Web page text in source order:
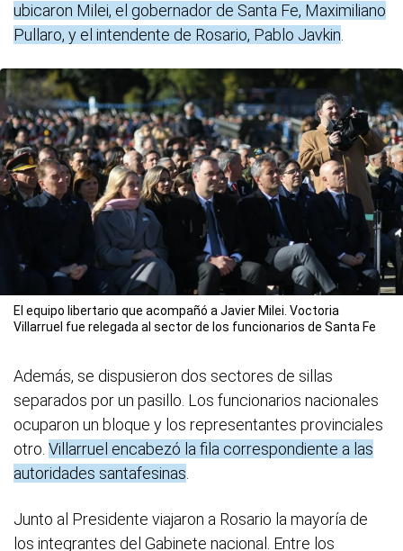
ubicaron Milei, el gobernador de Santa Fe, Maximiliano
Pullaro, y el intendente de Rosario, Pablo Javkin
El equipo libertario que acompañó a Javier Milei. Voctoria
Villarruel fue relegada al sector de los funcionarios de Santa Fe
Además, se dispusieron dos sectores de sillas
separados por un pasillo. Los funcionarios nacionales
ocuparon un bloque y los representantes provinciales
otro. Villarruel encabezó la fila correspondiente a las
autoridades santafesinas.
Junto al Presidente viajaron a Rosario la mayoría de
los integrantes del Gabinete nacional. Entre los